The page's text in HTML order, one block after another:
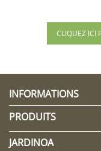
CLIQUEZ ICI
INFORMATIONS
PRODUITS
JARDINOA